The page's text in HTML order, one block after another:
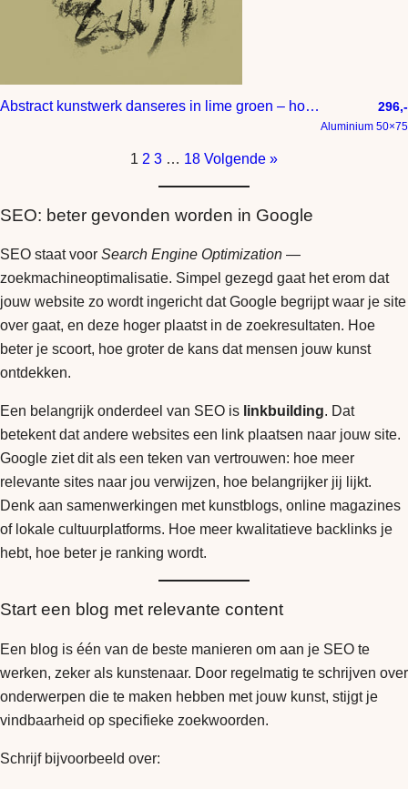
Abstract kunstwerk danseres in lime groen – houtskool tekening 296,-
Aluminium 50×75
1 2 3 … 18 Volgende »
SEO: beter gevonden worden in Google
SEO staat voor Search Engine Optimization —
zoekmachineoptimalisatie. Simpel gezegd gaat het erom dat
jouw website zo wordt ingericht dat Google begrijpt waar je site
over gaat, en deze hoger plaatst in de zoekresultaten. Hoe
beter je scoort, hoe groter de kans dat mensen jouw kunst
ontdekken.
Een belangrijk onderdeel van SEO is linkbuilding. Dat
betekent dat andere websites een link plaatsen naar jouw site.
Google ziet dit als een teken van vertrouwen: hoe meer
relevante sites naar jou verwijzen, hoe belangrijker jij lijkt.
Denk aan samenwerkingen met kunstblogs, online magazines
of lokale cultuurplatforms. Hoe meer kwalitatieve backlinks je
hebt, hoe beter je ranking wordt.
Start een blog met relevante content
Een blog is één van de beste manieren om aan je SEO te
werken, zeker als kunstenaar. Door regelmatig te schrijven over
onderwerpen die te maken hebben met jouw kunst, stijgt je
vindbaarheid op specifieke zoekwoorden.
Schrijf bijvoorbeeld over: